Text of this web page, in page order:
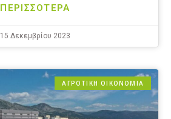
ΠΕΡΙΣΣΟΤΕΡΑ
15 Δεκεμβρίου 2023
ΑΓΡΟΤΙΚΗ ΟΙΚΟΝΟΜΙΑ